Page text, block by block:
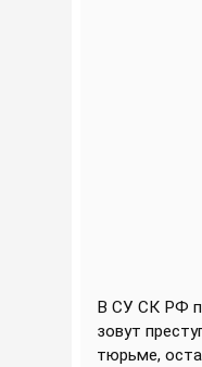
В СУ СК РФ
зовут
тюрьме,